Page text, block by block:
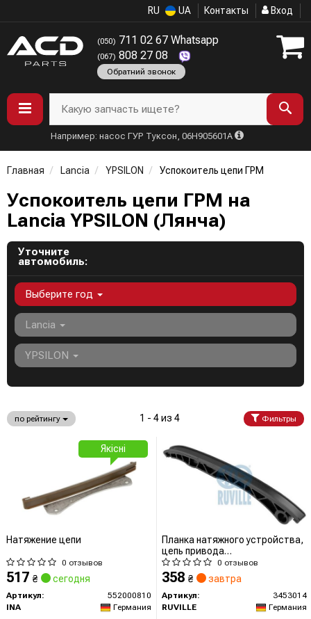
RU UA Контакты Вход
(050) 711 02 67 Whatsapp
(067) 808 27 08
Обратний звонок
Какую запчасть ищете?
Например: насос ГУР Туксон, 06H905601A
Главная Lancia YPSILON Успокоитель цепи ГРМ
Успокоитель цепи ГРМ на
Lancia YPSILON (Лянча)
Уточните
автомобиль:
Выберите год
Lancia
YPSILON
по рейтингу 1 - 4 из 4 Фильтры
Натяжение цепи
0 отзывов
517 ₴ сегодня
Артикул:
552000810
INA
Германия
Якісні
Планка натяжного устройства,
цепь привода
распределительного
0 отзывов
358 ₴ завтра
Артикул:
3453014
RUVILLE
Германия